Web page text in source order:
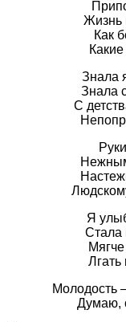
Жизнь
Как
Знала
Знала
С
Я
Стала
Лгать
Молодость
Думаю,